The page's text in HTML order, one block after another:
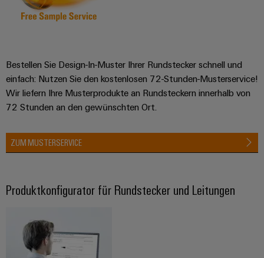
Bestellen Sie Design-In-Muster Ihrer Rundstecker schnell und
einfach: Nutzen Sie den kostenlosen 72-Stunden-Musterservice!
Wir liefern Ihre Musterprodukte an Rundsteckern innerhalb von
72 Stunden an den gewünschten Ort.
ZUM MUSTERSERVICE
Produktkonfigurator für Rundstecker und Leitungen